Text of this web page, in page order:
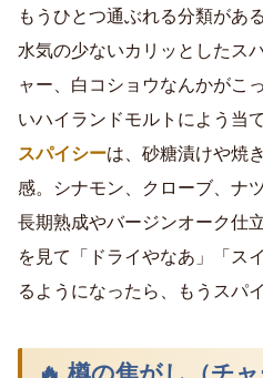
もうひとつ通ぶれる分類がある
水気の少ないカリッとしたス
ャー、白コショウなんかがこ
いハイランドモルトによう当
スパイシーは、砂糖漬けや焼
感。シナモン、クローブ、ナ
長期熟成やバージンオーク仕
を見て「ドライやなあ」「ス
るようになったら、もうスパ